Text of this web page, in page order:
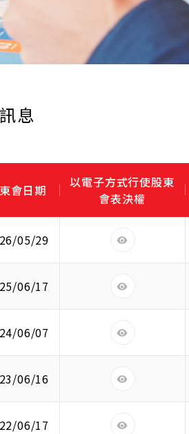
息
會日期
以電子方式行使股東
會表決權
05/29
06/17
06/07
06/16
06/17